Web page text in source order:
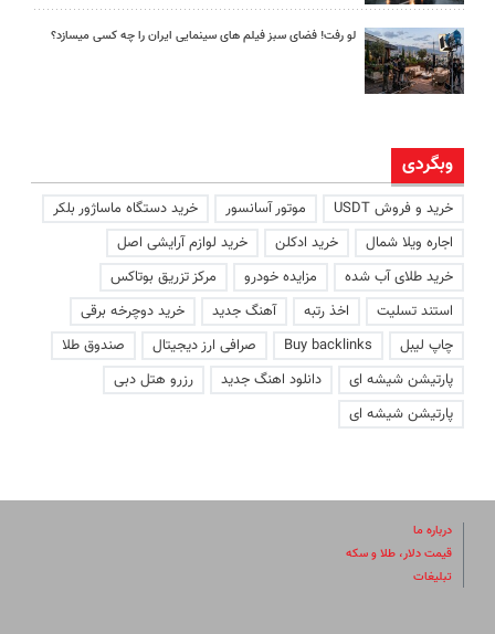
لو رفت! فضای سبز فیلم های سینمایی ایران را چه کسی میسازد؟
وبگردی
خرید و فروش USDT موتور آسانسور
خرید دستگاه ماساژور بلکر
اجاره ویلا شمال
خرید ادکلن
خرید لوازم آرایشی اصل
خرید طلای آب شده
مزایده خودرو
مرکز تزریق بوتاکس
استند تسلیت
اخذ رتبه آهنگ جدید
خرید دوچرخه برقی
چاپ لیبل
Buy backlinks صرافی ارز دیجیتال
صندوق طلا
پارتیشن شیشه ای
دانلود اهنگ جدید
رزرو هتل دبی
پارتیشن شیشه ای
درباره ما
قیمت دلار، طلا و سکه
تبلیغات